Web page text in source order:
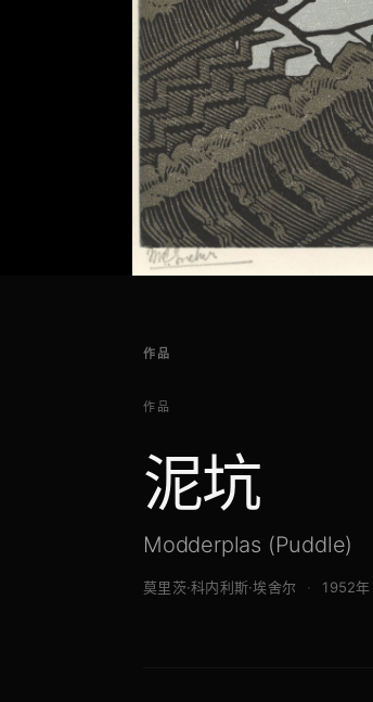
作品
作品
泥坑
Modderplas (Puddle)
莫里茨·科内利斯·埃舍尔 1952年